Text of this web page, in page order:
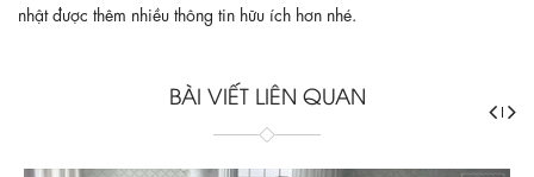
nhật được thêm nhiều thông tin hữu ích hơn nhé.
BÀI VIẾT LIÊN QUAN